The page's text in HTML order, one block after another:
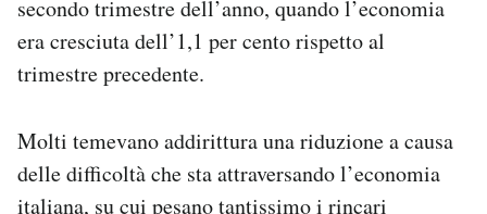
secondo trimestre dell’anno, quando l’economia
era cresciuta dell’1,1 per cento rispetto al
trimestre precedente.
Molti temevano addirittura una riduzione a causa
delle difficoltà che sta attraversando l’economia
italiana, su cui pesano tantissimo i rincari